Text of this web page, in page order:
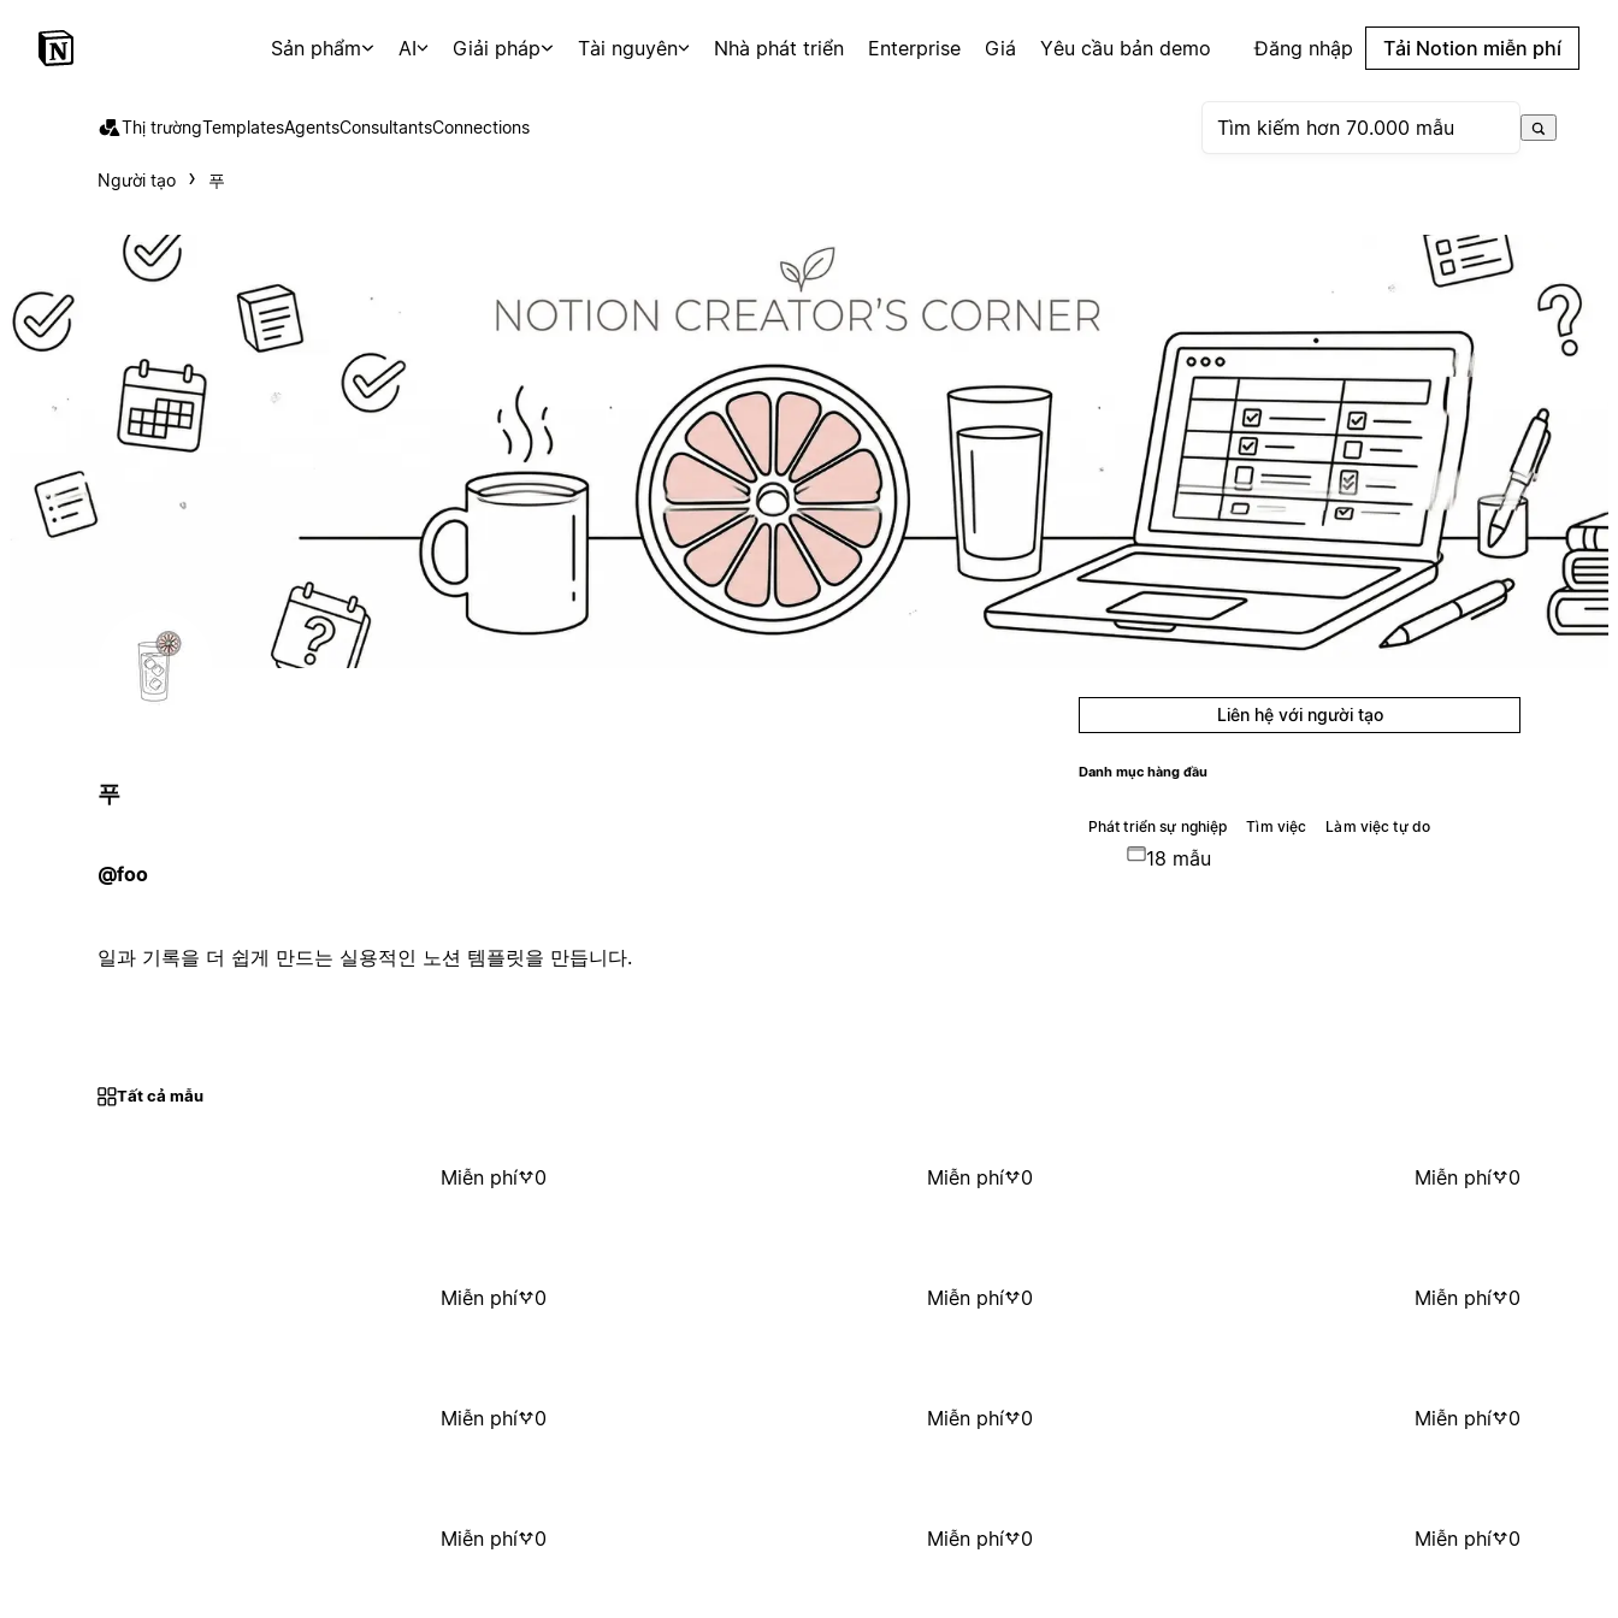
Sản phẩm AI Giải pháp Tài nguyên Nhà phát triển Enterprise Giá Yêu cầu bản demo Đăng nhập Tải Notion miễn phí
Thị trườngTemplatesAgentsConsultantsConnections
Người tạo 푸
푸
@foo
일과 기록을 더 쉽게 만드는 실용적인 노션 템플릿을 만듭니다.
Liên hệ với người tạo
Danh mục hàng đầu
Phát triển sự nghiệp Tìm việc Làm việc tự do
18 mẫu
Tất cả mẫu
Miễn phí 0 Miễn phí 0 Miễn phí 0
Miễn phí 0 Miễn phí 0 Miễn phí 0
Miễn phí 0 Miễn phí 0 Miễn phí 0
Miễn phí 0 Miễn phí 0 Miễn phí 0